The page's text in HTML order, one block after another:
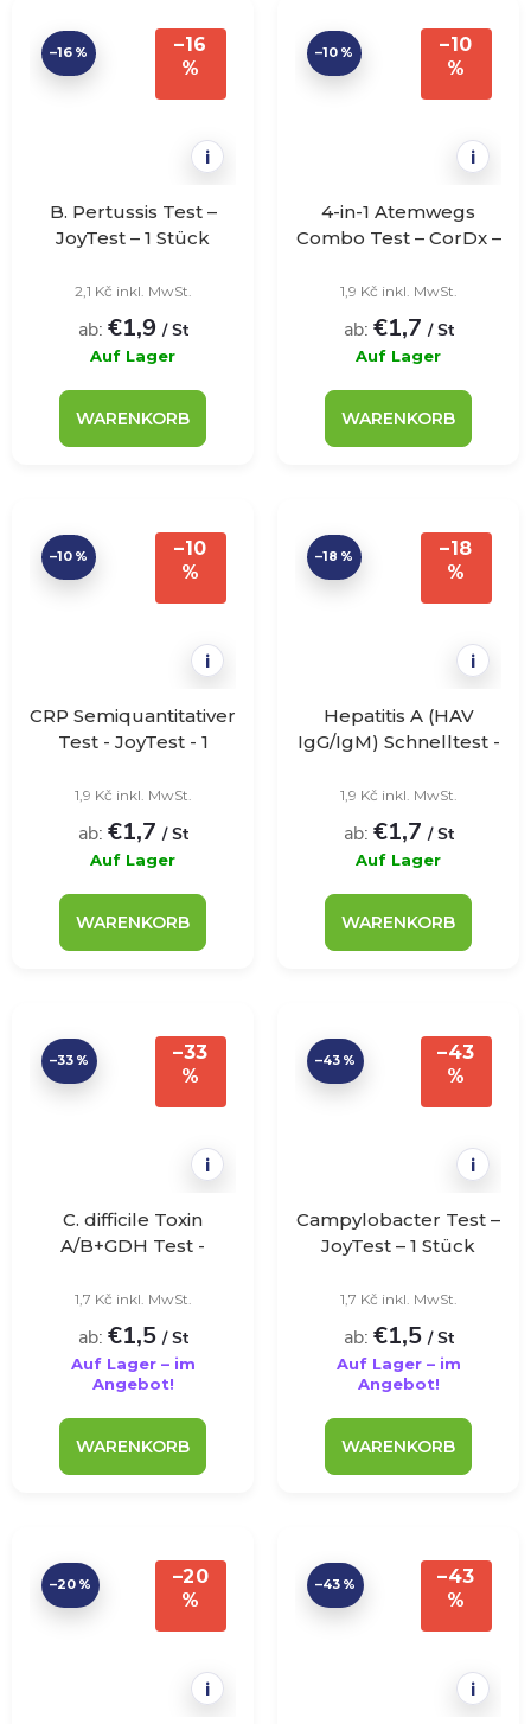
–16
%
i
–16 %
B. Pertussis Test –
JoyTest – 1 Stück
2,1 Kč inkl. MwSt.
ab: €1,9 / St
Auf Lager
WARENKORB
–10
%
i
–10 %
4-in-1 Atemwegs
Combo Test – CorDx –
1,9 Kč inkl. MwSt.
ab: €1,7 / St
Auf Lager
WARENKORB
–10
%
i
–10 %
CRP Semiquantitativer
Test - JoyTest - 1
1,9 Kč inkl. MwSt.
ab: €1,7 / St
Auf Lager
WARENKORB
–18
%
i
–18 %
Hepatitis A (HAV
IgG/IgM) Schnelltest -
1,9 Kč inkl. MwSt.
ab: €1,7 / St
Auf Lager
WARENKORB
–33
%
i
–33 %
C. difficile Toxin
A/B+GDH Test -
1,7 Kč inkl. MwSt.
ab: €1,5 / St
Auf Lager – im
Angebot!
WARENKORB
–43
%
i
–43 %
Campylobacter Test –
JoyTest – 1 Stück
1,7 Kč inkl. MwSt.
ab: €1,5 / St
Auf Lager – im
Angebot!
WARENKORB
–20
%
i
–20 %
–43
%
i
–43 %